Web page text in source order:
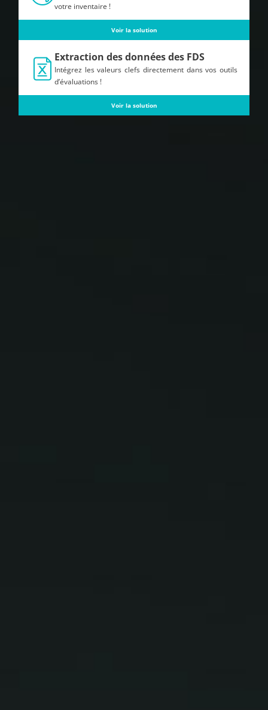
votre inventaire !
Voir la solution
Extraction des données des FDS
Intégrez les valeurs clefs directement dans vos outils
d’évaluations !
Voir la solution